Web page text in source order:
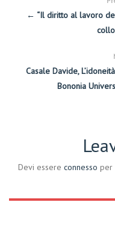
← “Il diritto al lavoro
Casale Davide,
Bononia
Devi essere connesso per